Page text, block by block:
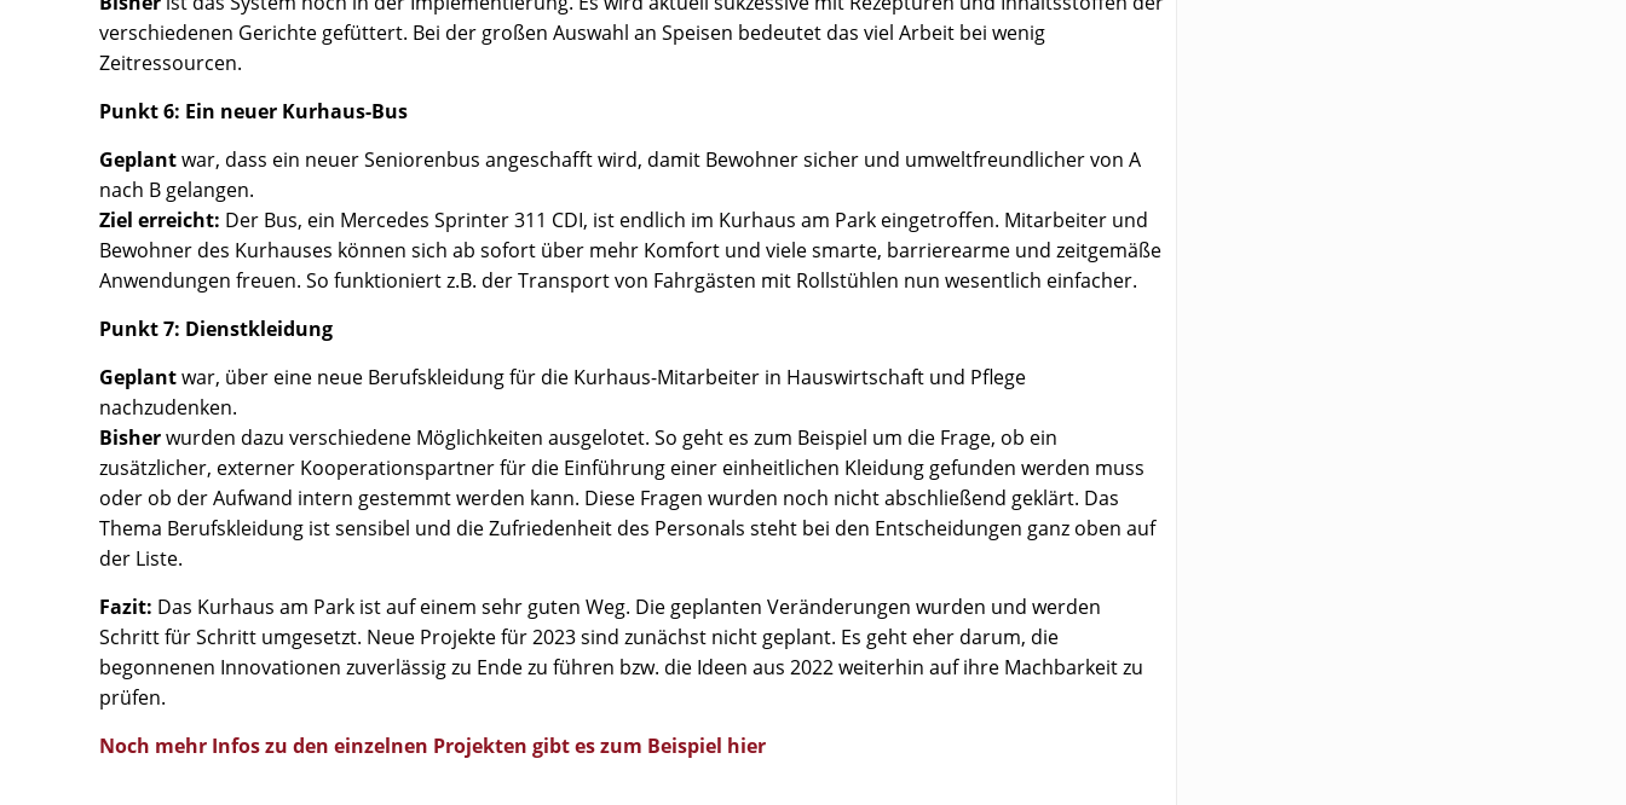
verschiedenen Gerichte gefüttert. Bei der großen Auswahl an Speisen bedeutet das viel Arbeit bei wenig
Zeitressourcen.
Punkt 6: Ein neuer Kurhaus-Bus
Geplantwar, dass ein neuer Seniorenbus angeschafft wird, damit Bewohner sicher und umweltfreundlicher von A
nach B gelangen.
Ziel erreicht: Der Bus, ein Mercedes Sprinter 311 CDI, ist endlich im Kurhaus am Park eingetroffen. Mitarbeiter und
Bewohner des Kurhauses können sich ab sofort über mehr Komfort und viele smarte, barrierearme und zeitgemäße
Anwendungen freuen. So funktioniert z.B. der Transport von Fahrgästen mit Rollstühlen nun wesentlich einfacher.
Punkt 7: Dienstkleidung
Geplantwar, über eine neue Berufskleidung für die Kurhaus-Mitarbeiter in Hauswirtschaft und Pflege
nachzudenken.
Bisherwurden dazu verschiedene Möglichkeiten ausgelotet. So geht es zum Beispiel um die Frage, ob ein
zusätzlicher, externer Kooperationspartner für die Einführung einer einheitlichen Kleidung gefunden werden muss
oder ob der Aufwand intern gestemmt werden kann. Diese Fragen wurden noch nicht abschließend geklärt. Das
Thema Berufskleidung ist sensibel und die Zufriedenheit des Personals steht bei den Entscheidungen ganz oben auf
der Liste.
Fazit: Das Kurhaus am Park ist auf einem sehr guten Weg. Die geplanten Veränderungen wurden und werden
Schritt für Schritt umgesetzt. Neue Projekte für 2023 sind zunächst nicht geplant. Es geht eher darum, die
begonnenen Innovationen zuverlässig zu Ende zu führen bzw. die Ideen aus 2022 weiterhin auf ihre Machbarkeit zu
prüfen.
Noch mehr Infos zu den einzelnen Projekten gibt es zum Beispiel hier